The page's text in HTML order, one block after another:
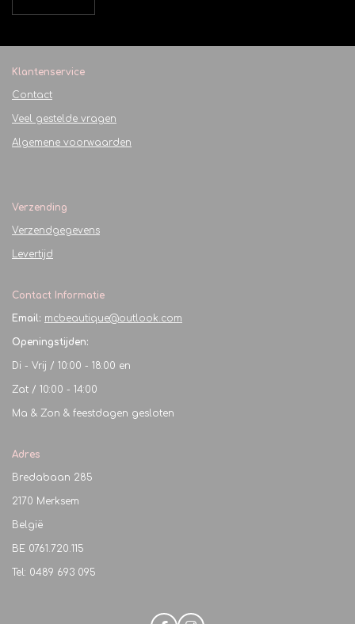
Klantenservice
Contact
Veel gestelde vragen
Algemene voorwaarden
Verzending
Verzendgegevens
Levertijd
Contact Informatie
Email: mcbeautique@outlook.com
Openingstijden:
Di - Vrij / 10:00 - 18:00 en
Zat / 10:00 - 14:00
Ma & Zon & feestdagen gesloten
Adres
Bredabaan 285
2170 Merksem
België
BE 0761.720.115
Tel: 0489 693 095